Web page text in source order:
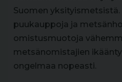
Suomen
puukauppoja ja
omistusmuotoja
metsänomistajien
ongelmaa nopeasti.